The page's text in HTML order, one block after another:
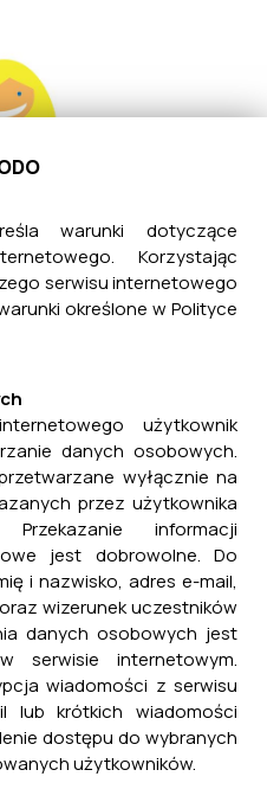
warunki dotyczące
Korzystając
serwisu internetowego
określone w Polityce
użytkownik
danych osobowych.
wyłącznie na
przez użytkownika
informacji
jest dobrowolne. Do
i nazwisko, adres e-mail,
wizerunek uczestników
danych osobowych jest
serwisie internetowym.
wiadomości z serwisu
lub krótkich wiadomości
dostępu do wybranych
użytkowników.